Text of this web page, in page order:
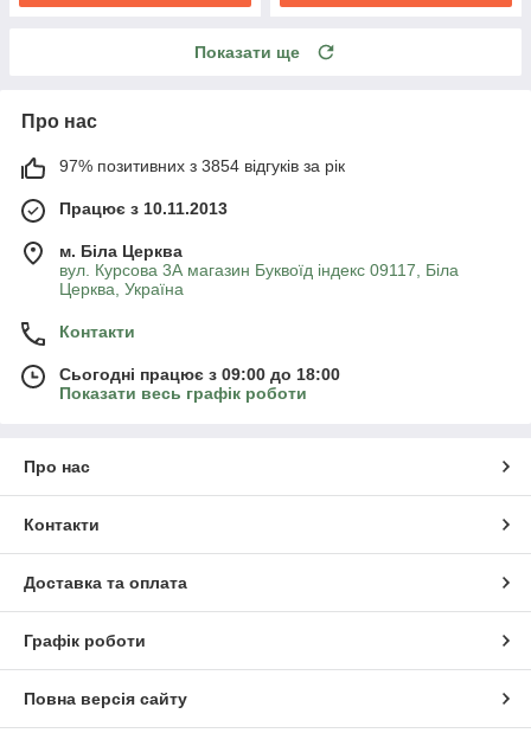
Показати ще
Про нас
97% позитивних з 3854 відгуків за рік
Працює з 10.11.2013
м. Біла Церква
вул. Курсова 3А магазин Буквоїд індекс 09117, Біла
Церква, Україна
Контакти
Сьогодні працює з 09:00 до 18:00
Показати весь графік роботи
Про нас
Контакти
Доставка та оплата
Графік роботи
Повна версія сайту